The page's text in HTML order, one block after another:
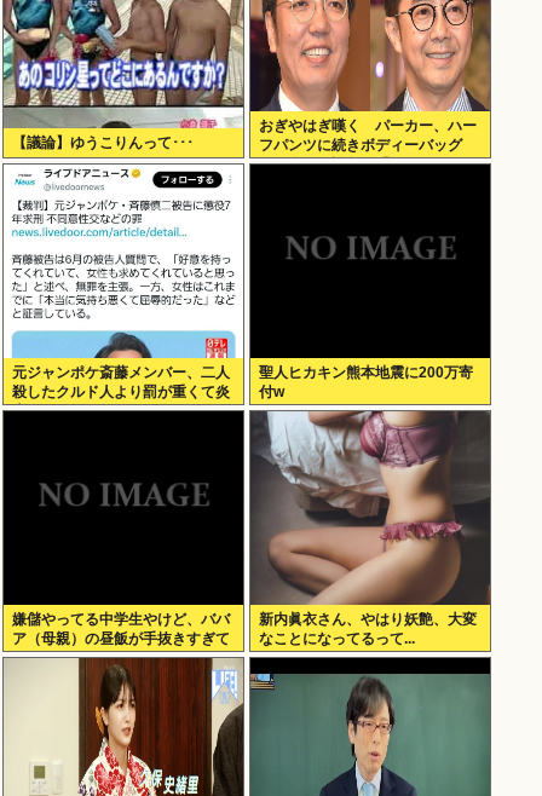
【議論】ゆうこりんって･･･
おぎやはぎ嘆く パーカー、ハー
フパンツに続きボディーバッグ
も“ダサい”論争に「なんでおじさ
元ジャンポケ斎藤メンバー、二人
殺したクルド人より罰が重くて炎
上www
聖人ヒカキン熊本地震に200万寄
付w
嫌儲やってる中学生やけど、ババ
ア（母親）の昼飯が手抜きすぎて
キレそう
新内眞衣さん、やはり妖艶、大変
なことになってるって...